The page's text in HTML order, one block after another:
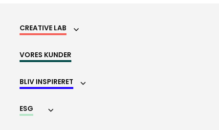
CREATIVE LAB
VORES KUNDER
BLIV INSPIRERET
ESG